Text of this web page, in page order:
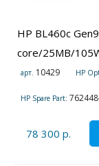
HP BL460c
core/25MB/
арт. 10429 HP
HP Spare Part:
78 300 р.